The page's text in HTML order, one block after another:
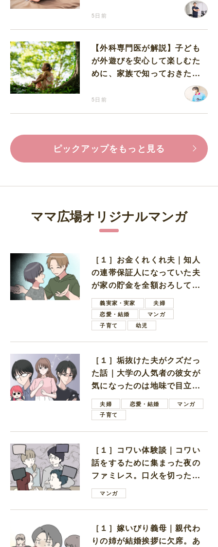
5日前
【外科専門医が解説】子ども
が外遊びを安心して楽しむた
めに、家族で知っておきたい
5日前
ピックアップをもっと見る
ママ広場オリジナルマンガ
［１］お金くれくれ夫｜知人
の連帯保証人になっていた夫
が家の貯金を全額おろしてほ
しいと言ってきた
義実家・実家
夫婦
恋愛・結婚
マンガ
子育て
幼児
［１］垢抜けた夫がクズだっ
た話｜大学の人気者の彼女が
気になったのは地味で目立た
ない男子学生
夫婦 恋愛・結婚
マンガ
子育て
［１］コワい体験談｜コワい
話をするために集まった夜の
ファミレス。口火を切ったの
は電車好きの男の子ママ
マンガ
［１］嫁いびり義母｜親代わ
りの姉が結婚挨拶に欠席。あ